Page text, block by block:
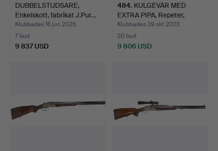
DUBBELSTUDSARE,
Enkelskott, fabrikat J.Pur…
Klubbades 16 jun 2025
7 bud
9 837 USD
484. KULGEVÄR MED
EXTRA PIPA, Repeter,
fabrikat…
Klubbades 29 okt 2023
20 bud
9 806 USD